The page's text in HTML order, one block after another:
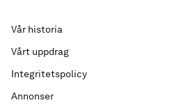
Vår historia
Vårt uppdrag
Integritetspolicy
Annonser